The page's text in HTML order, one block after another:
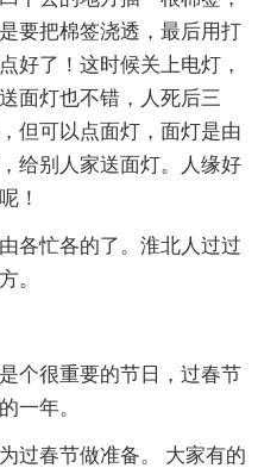
要把棉签浇透，最后用打
好了！这时候关上电灯，
面灯也不错，人死后三
但可以点面灯，面灯是由
给别人家送面灯。人缘好
！
各忙各的了。淮北人过过
。
个很重要的节日，过春节
一年。
过春节做准备。 大家有的